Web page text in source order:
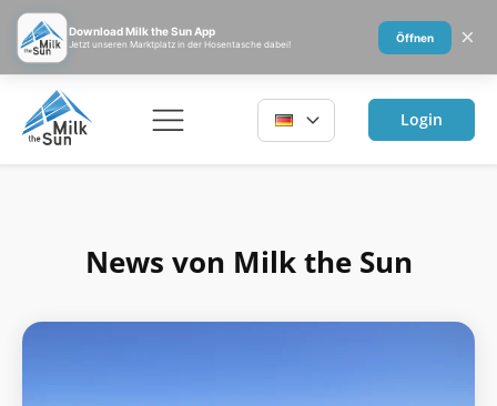
Login
News von Milk the Sun
Download Milk the Sun App
Jetzt unseren Marktplatz in der Hosentasche dabei!
Öffnen ×